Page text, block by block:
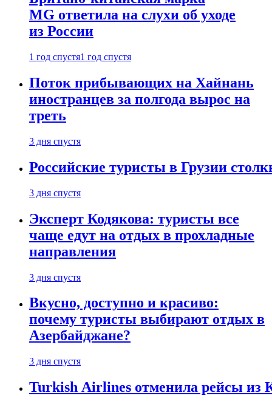
MG ответила на слухи об уходе
из России
1 год спустя1 год спустя
Поток прибывающих на Хайнань
иностранцев за полгода вырос на
треть
3 дня спустя
Российские туристы в Грузии
3 дня спустя
Эксперт Кодякова: туристы все
чаще едут на отдых в прохладные
направления
3 дня спустя
Вкусно, доступно и красиво:
почему туристы выбирают отдых в
Азербайджане?
3 дня спустя
Turkish Airlines отменила рейсы из